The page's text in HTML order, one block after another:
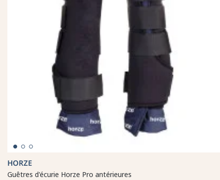
HORZE
Guêtres d'écurie Horze Pro antérieures